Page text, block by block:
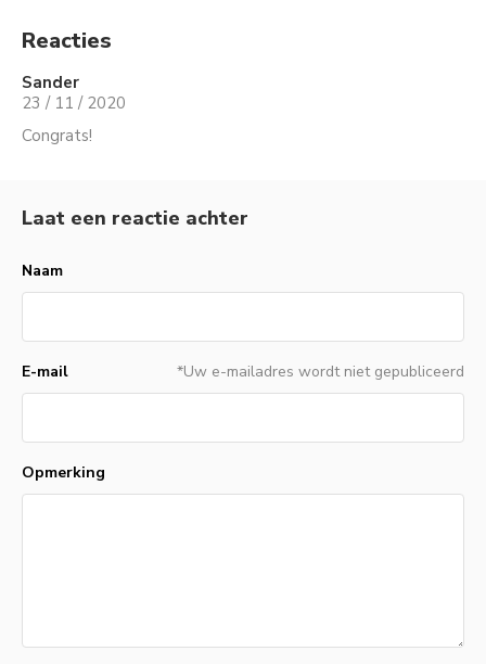
Reacties
Sander
23 / 11 / 2020
Congrats!
Laat een reactie achter
Naam
E-mail *Uw e-mailadres wordt niet gepubliceerd
Opmerking